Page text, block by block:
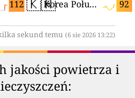
112 92
Korea Południowa
sekund temu (6 sie 2026 13:22)
jakości powietrza i